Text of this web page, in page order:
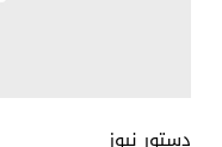
دستور نيوز